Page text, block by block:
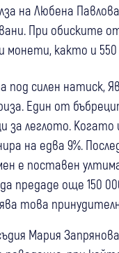
на Любена
При обиските
монети, както и
под силен натиск,
Един от
за леглото.
на едва 9%.
е поставен
предаде още 150
това
Мария